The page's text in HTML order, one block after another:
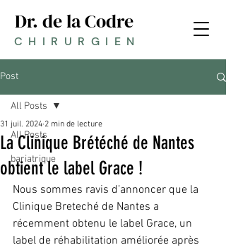
Dr. de la Codre
CHIRURGIEN
Post
All Posts
bariatrique
All Posts
La Clinique Brétéché de Nantes
obtient le label Grace !
31 juil. 2024 2 min de lecture
Nous sommes ravis d’annoncer que la
Clinique Breteché de Nantes a
récemment obtenu le label Grace, un
label de réhabilitation améliorée après